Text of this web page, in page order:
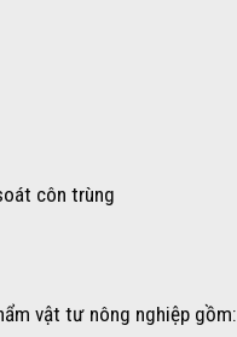
côn trùng
vật tư nông nghiệp gồm: